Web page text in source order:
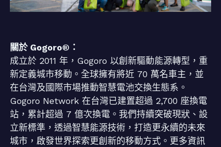
關於 Gogoro®：
成立於 2011 年，Gogoro 以創新驅動能源轉型，重
新定義城市移動。全球擁有將近 70 萬名車主，並
在台灣及國際市場推動智慧電池交換生態系。
Gogoro Network 在台灣已建置超過 2,700 座換電
站，累計超過 7 億次換電。我們持續突破現狀、設
立新標準，透過智慧能源技術，打造更永續的未來
城市，啟發世界探索更創新的移動方式。更多資訊